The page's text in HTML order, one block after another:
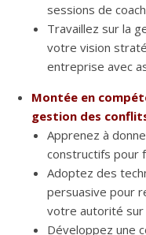
sessions de
Travaillez sur la
votre vision
entreprise avec
Montée en
gestion des
Apprenez à
constructifs pour
Adoptez des
persuasive pour
votre autorité sur
Développez une